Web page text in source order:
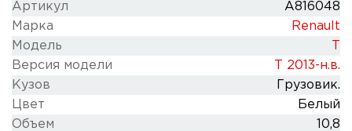
Артикул
A816048
Марка
Renault
Модель
Версия модели
T 2013-н.в.
Кузов
Грузовик.
Цвет
Белый
Объем
10,8